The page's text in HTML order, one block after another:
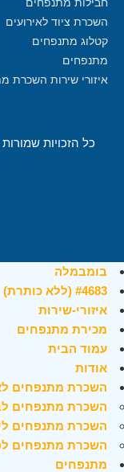
השכרת ציוד לאירועים
קטלוג מתנפחים
מתנפחים
איזורי שירות השכרת
כל הזכויות
בומבמלה
#4683 (ללא כותרת)
איזורי-שירות
מכירת מתנפחים
עמוד הבית
אודות
השכרת מתנפחים
השכרת מתנפחים
השכרת מתנפחים
השכרת מתנפחים
מתנפחים